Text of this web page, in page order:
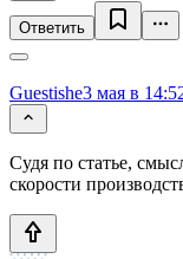
Ответить
Guestishe3 мая в
Судя по статье,
скорости